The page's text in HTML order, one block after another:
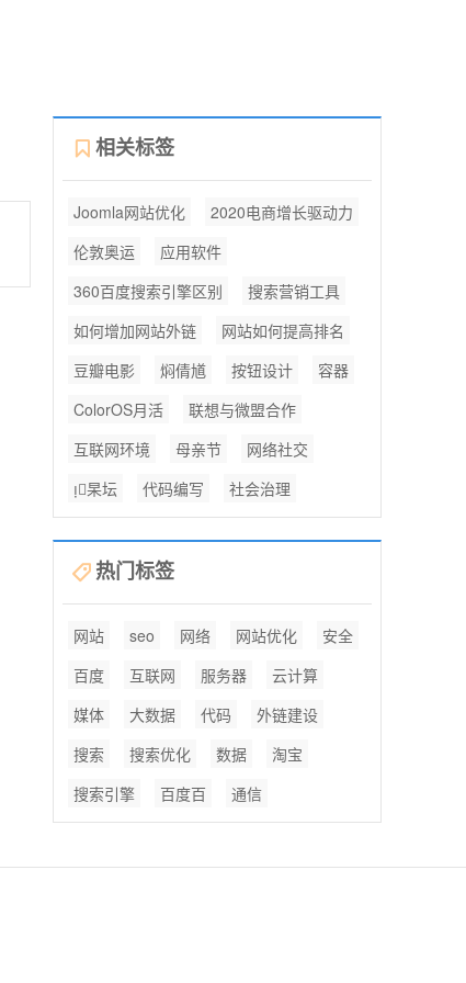
相关标签
Joomla网站优化
2020电商增长驱动力
伦敦奥运
应用软件
360百度搜索引擎区别
搜索营销工具
如何增加网站外链
网站如何提高排名
豆瓣电影
焖倩馗 按钮设计
容器
ColorOS月活
联想与微盟合作
互联网环境
母亲节
网络社交
杲坛
代码编写 社会治理
热门标签
网站 seo 网络 网站优化
安全
百度
互联网 服务器
云计算
媒体
大数据 代码
外链建设
搜索
搜索优化 数据
淘宝
搜索引擎
百度百 通信